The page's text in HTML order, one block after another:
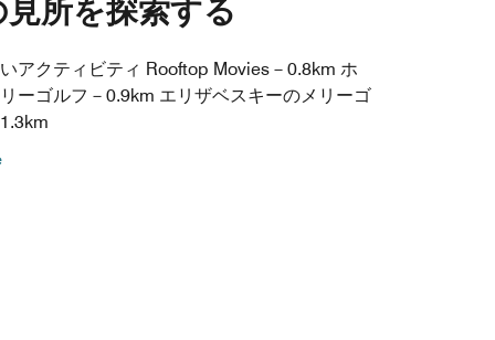
見所を探索する
アクティビティ Rooftop Movies－0.8km ホ
ーゴルフ－0.9km エリザベスキーのメリーゴ